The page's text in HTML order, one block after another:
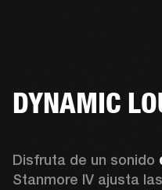
DYNAMIC
Disfruta de un sonido
Stanmore IV ajusta